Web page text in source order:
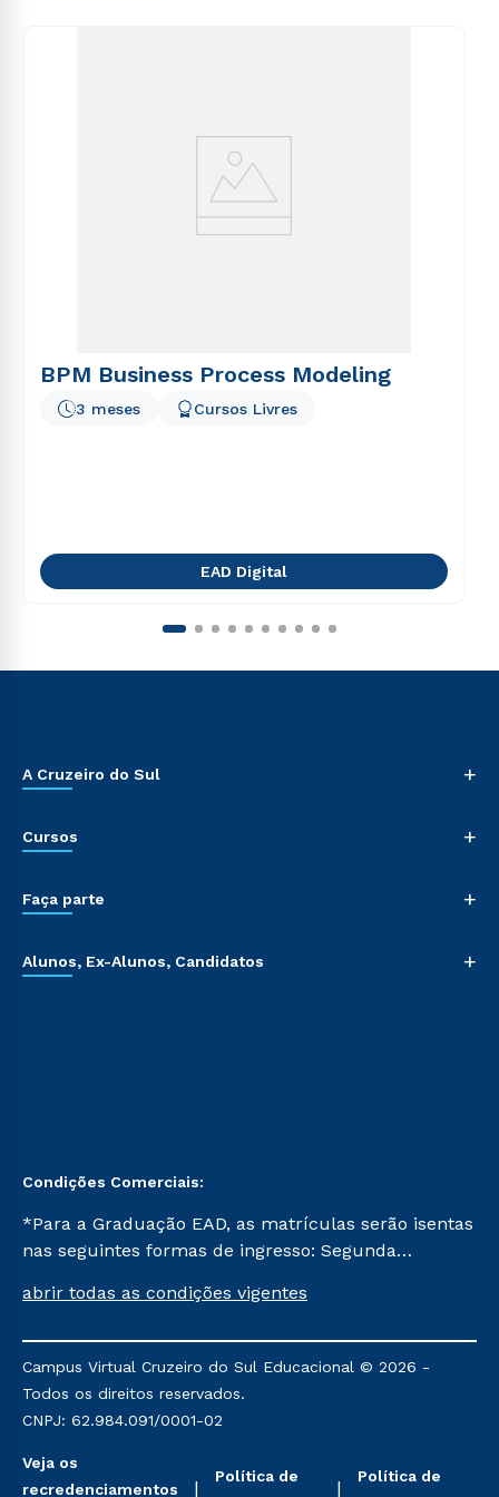
BPM Business Process Modeling
3 meses Cursos Livres
EAD Digital
A Cruzeiro do Sul +
Cursos +
Faça parte +
Alunos, Ex-Alunos, Candidatos +
Condições Comerciais:
*Para a Graduação EAD, as matrículas serão isentas
nas seguintes formas de ingresso: Segunda
Já para as demais, a taxa de matrícula será de R$
mencionadas são referentes aos cursos: Ensino
Religioso, Geografia para a Docência e Metodologia
do Ensino de História: Questões Atuais.
abrir todas as condições vigentes
Campus Virtual Cruzeiro do Sul Educacional © 2026 -
Todos os direitos reservados.
CNPJ: 62.984.091/0001-02
Veja os
recredenciamentos
Política de
Política de